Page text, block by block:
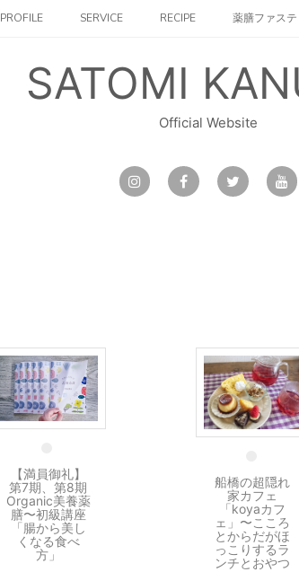
PROFILE SERVICE RECIPE 薬膳ファス
SATOMI
Official Website
28 12月
【満員御礼】
第7期、第8期
Organic美養薬
膳〜初級講座
「腸から美し
くなる食べ
方」
26 12月
船橋の超隠れ
家カフェ
「koyaカフ
ェ」〜こころ
とからだがほ
っこりするラ
ンチとおやつ